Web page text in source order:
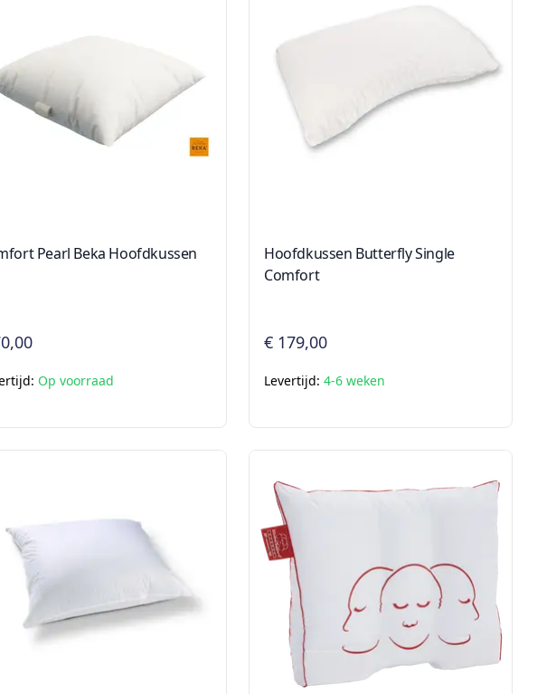
Pearl Beka Hoofdkussen
Op voorraad
Hoofdkussen Butterfly Single
Comfort
€ 179,00
Levertijd: 4-6 weken